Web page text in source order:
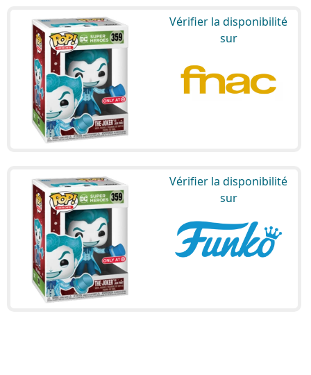
Vérifier la disponibilité
sur
Vérifier la disponibilité
sur